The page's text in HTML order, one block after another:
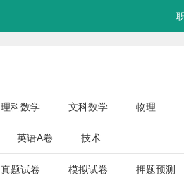
理科数学 文科数学 物理
英语A卷 技术
真题试卷 模拟试卷 押题预测